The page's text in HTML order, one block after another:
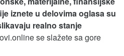
iznete u delovima oglasa su
realno stanje
se slažete sa gore